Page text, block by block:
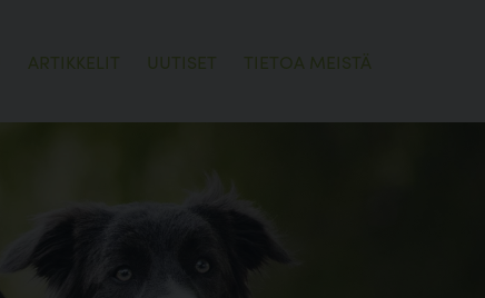
ARTIKKELIT UUTISET TIETOA MEISTÄ